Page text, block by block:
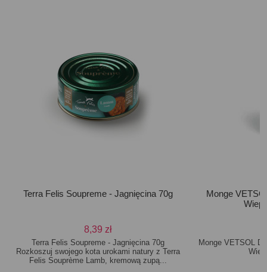
Terra Felis Soupreme - Jagnięcina 70g
8,39 zł
Terra Felis Soupreme - Jagnięcina 70g
Rozkoszuj swojego kota urokami natury z Terra
Felis Souprème Lamb, kremową zupą...
Monge
Monge VETSOL